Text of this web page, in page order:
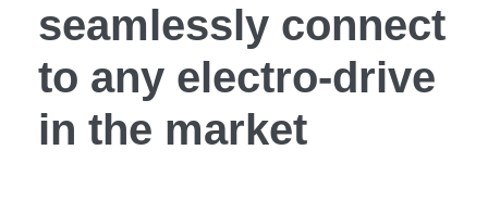
seamlessly connect
to any electro-drive
in the market